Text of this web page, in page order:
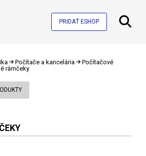
PRIDAŤ ESHOP
Počítače a kancelária
Počítačové
rámčeky